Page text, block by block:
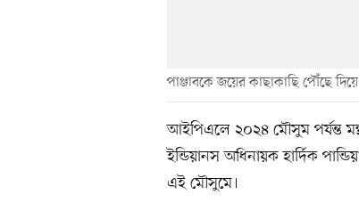
পাঞ্জাবকে জয়ের কাছাকাছি পৌঁছে
আইপিএলে ২০২৪ মৌসুম পর্যন্ত
ইন্ডিয়ানস অধিনায়ক হার্দিক
এই মৌসুমে।